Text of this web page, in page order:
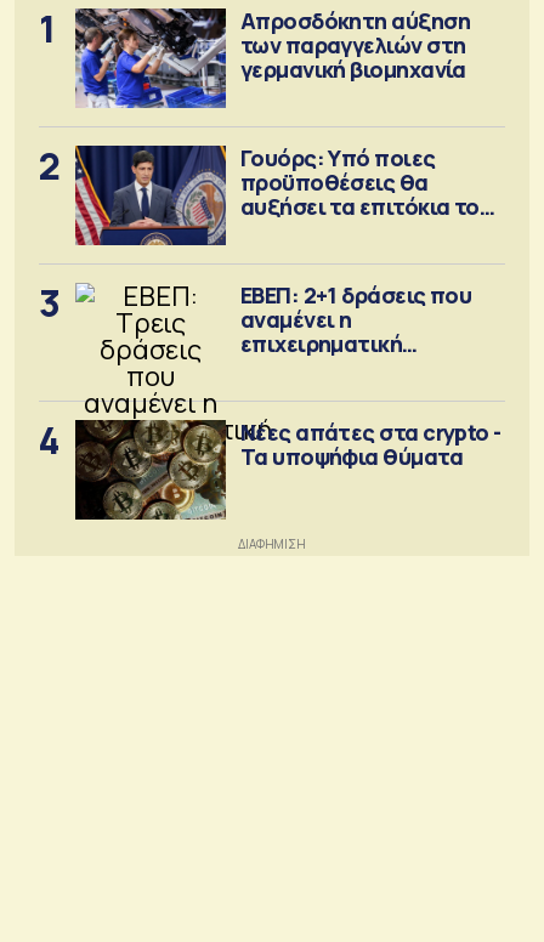
1
Απροσδόκητη αύξηση
των παραγγελιών στη
γερμανική βιομηχανία
2
Γουόρς: Υπό ποιες
προϋποθέσεις θα
αυξήσει τα επιτόκια τον
3
ΕΒΕΠ: 2+1 δράσεις που
αναμένει η
επιχειρηματική
4
Νέες απάτες στα crypto -
Τα υποψήφια θύματα